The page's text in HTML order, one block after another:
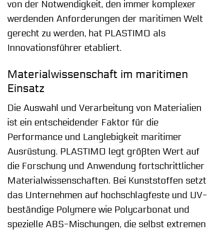
von der Notwendigkeit, den immer komplexer
werdenden Anforderungen der maritimen Welt
gerecht zu werden, hat PLASTIMO als
Innovationsführer etabliert.
Materialwissenschaft im maritimen
Einsatz
Die Auswahl und Verarbeitung von Materialien
ist ein entscheidender Faktor für die
Performance und Langlebigkeit maritimer
Ausrüstung. PLASTIMO legt größten Wert auf
die Forschung und Anwendung fortschrittlicher
Materialwissenschaften. Bei Kunststoffen setzt
das Unternehmen auf hochschlagfeste und UV-
beständige Polymere wie Polycarbonat und
spezielle ABS-Mischungen, die selbst extremen